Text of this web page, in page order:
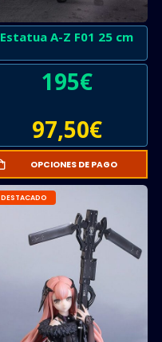
Estatua A-Z F01 25 cm
195€
97,50€
OPCIONES DE PAGO
DESTACADO